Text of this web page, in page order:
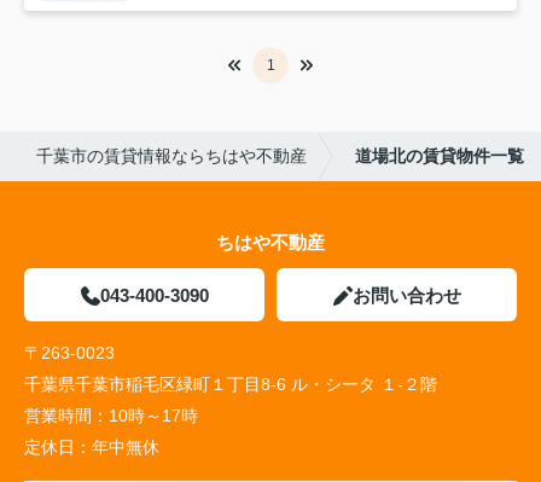
1
千葉市の賃貸情報ならちはや不動産 道場北の賃貸物件一覧
ちはや不動産
043-400-3090 お問い合わせ
〒263-0023
千葉県千葉市稲毛区緑町１丁目8-6 ル・シータ １-２階
営業時間： 10時～17時
定休日： 年中無休